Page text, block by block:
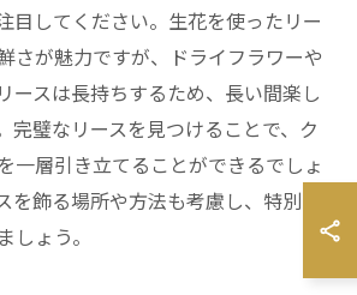
目してください。生花を使ったリー
さが魅力ですが、ドライフラワーや
ースは長持ちするため、長い間楽し
完璧なリースを見つけることで、ク
一層引き立てることができるでしょ
を飾る場所や方法も考慮し、特別な
しょう。